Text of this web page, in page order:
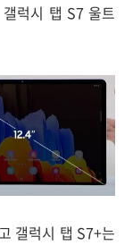
럭시 탭 S7 울트
갤럭시 탭 S7+는